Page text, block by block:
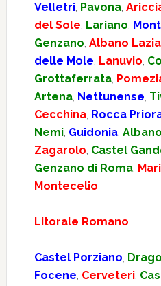
Velletri, Pavona,
del Sole, Lariano,
Genzano, Albano
delle Mole, Lanuvio,
Grottaferrata,
Artena, Nettunense,
Cecchina, Rocca
Nemi, Guidonia, Albano
Zagarolo, Castel
Genzano di Roma,
Montecelio
Litorale Romano
Castel Porziano,
Focene, Cerveteri,